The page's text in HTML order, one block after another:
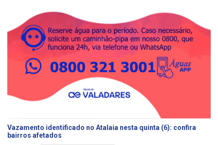
Vazamento identificado no Atalaia nesta quinta (6): confira
bairros afetados